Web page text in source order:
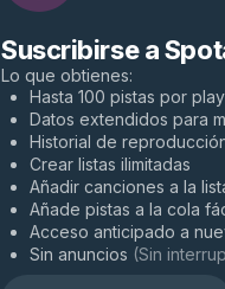
Suscribirse a
Lo que obtienes:
Hasta 100 pistas por
Datos extendidos para
Historial de
Crear listas ilimitadas
Añadir canciones a la
Añade pistas a la cola
Acceso anticipado a
Sin anuncios (Sin